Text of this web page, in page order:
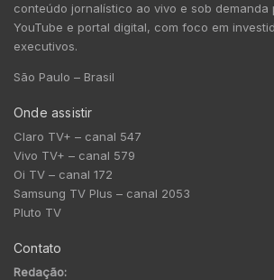
conteúdo jornalístico ao vivo e sob demanda
YouTube e portal digital, com foco em
executivos.
São Paulo – Brasil
Onde assistir
Claro TV+ – canal 547
Vivo TV+ – canal 579
Oi TV – canal 172
Samsung TV Plus – canal 2053
Pluto TV
Contato
Redação: